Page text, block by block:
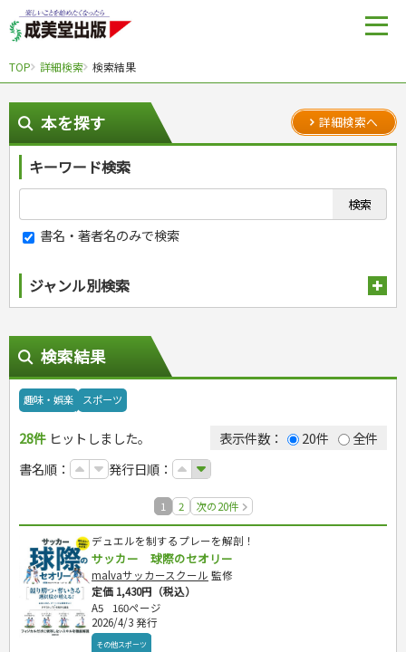
TOP 詳細検索 検索結果
本を探す 詳細検索へ
キーワード検索
書名・著者名のみで検索
ジャンル別検索
スポーツ
スポーツルール
野球
ゴルフ
トレーニング
ジュニアスポーツ
その他スポーツ
自然・アウトドア・ペット
アウトドア
犬・猫
ペット・飼育
園芸・野菜づくり
雑学
娯楽・ゲーム・占い
ナンプレ
囲碁・将棋・麻雀
ゲーム・マジック
家相・風水・占い
カルチャー・芸術・趣味
鉄道・車・自転車
音楽・楽器
趣味・鑑賞・カメラ
絵画・デッサン
俳句・詩・ことば
辞典・語学
辞典
語学・旅行会話
運転免許
原付・二輪
普通免許
その他免許
生活・暮らし
検索結果
趣味・娯楽 スポーツ
28件 ヒットしました。 表示件数： 20件
全件
書名順：
発行日順：
1 2 次の20件
デュエルを制するプレーを解剖！
サッカー 球際のセオリー
malvaサッカースクール 監修
定価 1,430円（税込）
A5
160ページ
2026/4/3 発行
その他スポーツ